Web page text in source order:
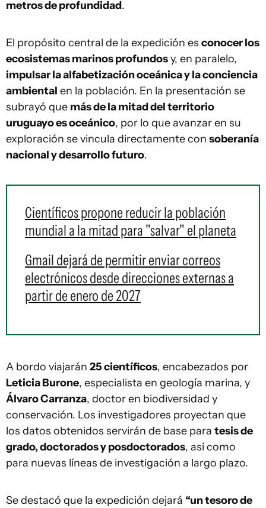
metros de profundidad.
El propósito central de la expedición es conocer los
ecosistemas marinos profundosy, en paralelo,
impulsar la alfabetización oceánica y la conciencia
ambiental en la población. En la presentación se
subrayó que más de la mitad del territorio
uruguayo es oceánico, por lo que avanzar en su
exploración se vincula directamente con soberanía
nacional y desarrollo futuro.
Científicos propone reducir la población
mundial a la mitad para "salvar" el planeta
Gmail dejará de permitir enviar correos
electrónicos desde direcciones externas a
partir de enero de 2027
A bordo viajarán 25 científicos, encabezados por
Leticia Burone, especialista en geología marina, y
Álvaro Carranza, doctor en biodiversidad y
conservación. Los investigadores proyectan que
los datos obtenidos servirán de base para tesis de
grado, doctorados y posdoctorados, así como
para nuevas líneas de investigación a largo plazo.
Se destacó que la expedición dejará “un tesoro de